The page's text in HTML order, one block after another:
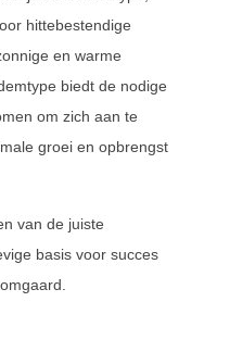
hittebestendige
en warme
biedt de nodige
om zich aan te
groei en opbrengst
van de juiste
basis voor succes